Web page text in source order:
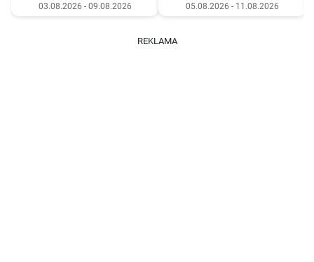
03.08.2026 - 09.08.2026 05.08.2026 - 11.08.2026
REKLAMA